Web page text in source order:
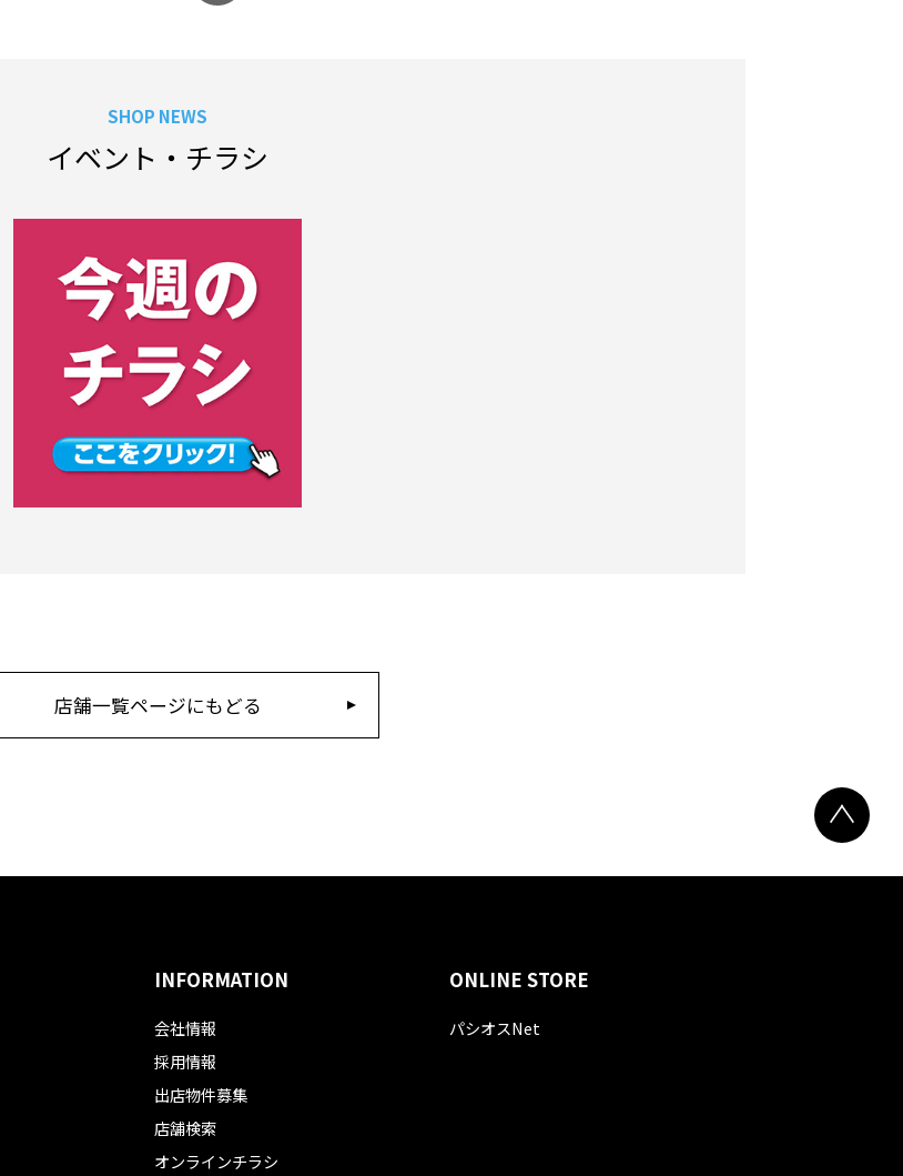
SHOP NEWS
イベント・チラシ
店舗一覧ページにもどる
INFORMATION
会社情報
採用情報
出店物件募集
店舗検索
オンラインチラシ
ONLINE STORE
パシオスNet